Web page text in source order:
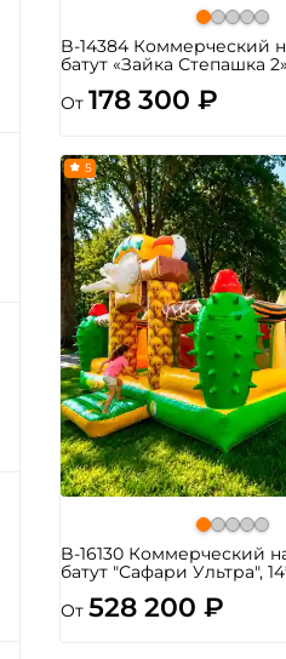
B-14384 Коммерческий
батут «Зайка Степашка
От 178 300 ₽
5
B-16130 Коммерческий
батут "Сафари Ультра",
От 528 200 ₽